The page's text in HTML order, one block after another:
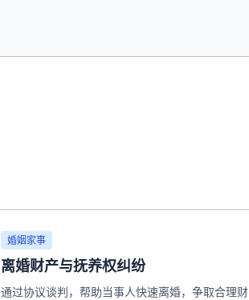
婚姻家事
离婚财产与抚养权纠纷
通过协议谈判，帮助当事人快速离婚，争取合理财